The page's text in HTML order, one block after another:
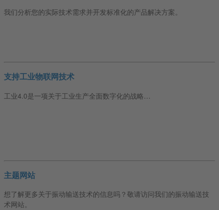
我们分析您的实际技术需求并开发标准化的产品解决方案。
支持工业物联网技术
工业4.0是一项关于工业生产全面数字化的战略…
主题网站
想了解更多关于振动输送技术的信息吗？敬请访问我们的振动输送技
术网站。